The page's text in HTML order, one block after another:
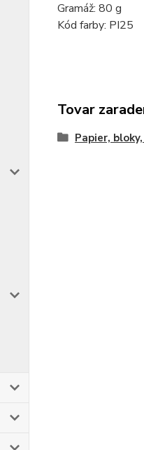
Gramáž: 80 g
Kód farby: PI25
Tovar
Papier,